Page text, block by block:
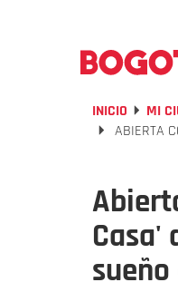
INICIO MI
ABIERTA
Casa'